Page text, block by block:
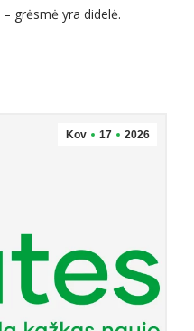
grėsmė yra didelė.
Kov 17 2026